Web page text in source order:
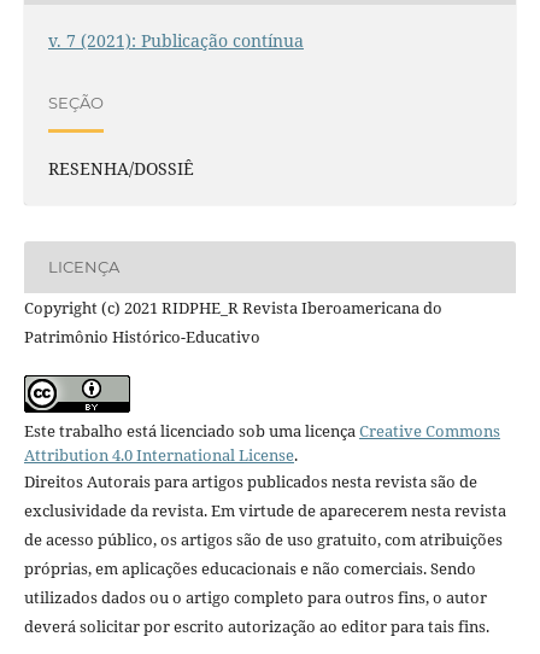
v. 7 (2021): Publicação contínua
SEÇÃO
RESENHA/DOSSIÊ
LICENÇA
Copyright (c) 2021 RIDPHE_R Revista Iberoamericana do
Patrimônio Histórico-Educativo
Este trabalho está licenciado sob uma licençaCreative Commons
Attribution 4.0 International License.
Direitos Autorais para artigos publicados nesta revista são de
exclusividade da revista. Em virtude de aparecerem nesta revista
de acesso público, os artigos são de uso gratuito, com atribuições
próprias, em aplicações educacionais e não comerciais. Sendo
utilizados dados ou o artigo completo para outros fins, o autor
deverá solicitar por escrito autorização ao editor para tais fins.